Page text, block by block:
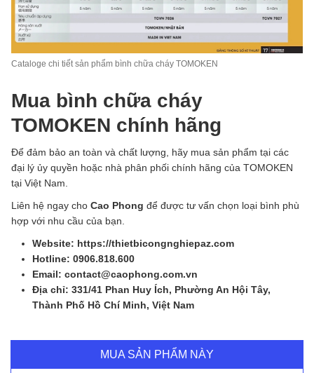
Cataloge chi tiết sản phẩm bình chữa cháy TOMOKEN
Mua bình chữa cháy
TOMOKEN chính hãng
Để đảm bảo an toàn và chất lượng, hãy mua sản phẩm tại các
đại lý ủy quyền hoặc nhà phân phối chính hãng của TOMOKEN
tại Việt Nam.
Liên hệ ngay cho Cao Phong để được tư vấn chọn loại bình phù
hợp với nhu cầu của bạn.
Website: https://thietbicongnghiepaz.com
Hotline: 0906.818.600
Email: contact@caophong.com.vn
Địa chỉ: 331/41 Phan Huy Ích, Phường An Hội Tây,
Thành Phố Hồ Chí Minh, Việt Nam
MUA SẢN PHẨM NÀY